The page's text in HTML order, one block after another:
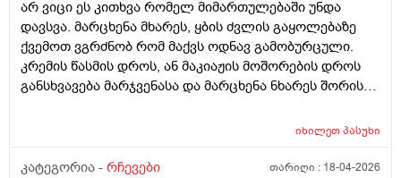
კბილს კბილზე რო დავადგავ მომენტებᲨი მტკივაა
რისი ბრალია არის Თუარა Შანსირო არასწორად
დახურა იმიტომ რომ გუᲨინ Ჭამის დროს მარჯვენა
მხარეს საᲭმელი Შემივიდა ნსმცეცებინᲗიᲗქოს და
ყრუდ ამტკივდა
არ ვიცი ეს კითხვა რომელ მიმართულებაში უნდა
დავსვა. მარცხენა მხარეს, ყბის ძვლის გაყოლებაზე
ქვემოთ ვგრძნობ რომ მაქვს ოდნავ გამობურცული.
კრემის წასმის დროს, ან მაკიაჟის მოშორების დროს
განსხვავება მარჯვენასა და მარცხენა ნხარეს შორის
არაფერი, მხოლოდ შეხებით. ადრეც მქონდა
შეიძლება ვიფიქრო სიმსივნურ წარმონაქმნზე? ან
იხილეთპასუხი
კატეგორია - რჩევები თარიღი : 18-04-2026